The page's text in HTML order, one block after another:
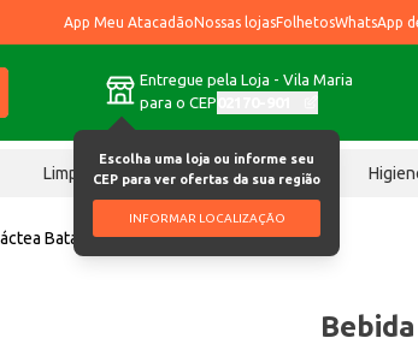
App Meu AtacadãoNossas lojasFolhetosWhatsApp
Entregue pela Loja - Vila Maria
para o CEP
Escolha uma loja ou informe seu
CEP para ver ofertas da sua região
INFORMAR LOCALIZAÇÃO
Limpeza Chocolates
Batavo Pense Zero Morango 850g